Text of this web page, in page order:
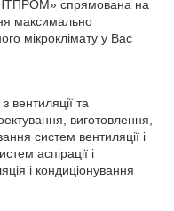
спрямована на
максимально
мікроклімату у Вас
вентиляції та
виготовлення,
систем вентиляції і
аспірації і
і кондиціонування